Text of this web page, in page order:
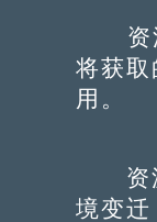
资源
将获
用。
资源
境变迁